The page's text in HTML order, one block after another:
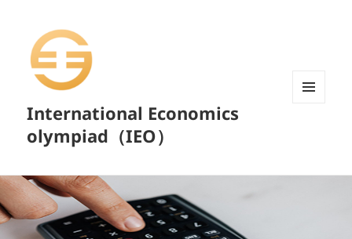
International Economics
olympiad（IEO）